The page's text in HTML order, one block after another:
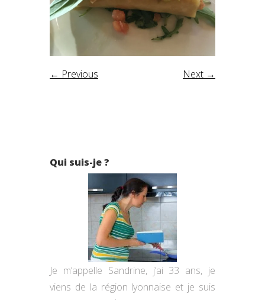
← Previous Next →
Qui suis-je ?
Je m’appelle Sandrine, j’ai 33 ans, je
viens de la région lyonnaise et je suis